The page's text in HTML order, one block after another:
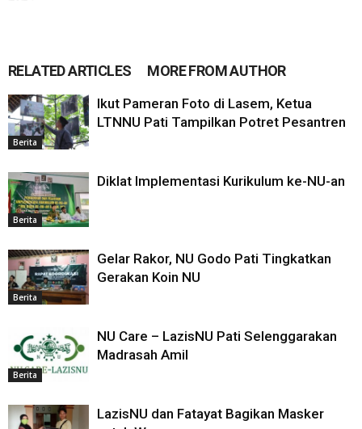
RELATED ARTICLES MORE FROM AUTHOR
Berita
Ikut Pameran Foto di Lasem, Ketua
LTNNU Pati Tampilkan Potret Pesantren
Berita
Diklat Implementasi Kurikulum ke-NU-an
Berita
Gelar Rakor, NU Godo Pati Tingkatkan
Gerakan Koin NU
Berita
NU Care – LazisNU Pati Selenggarakan
Madrasah Amil
LazisNU dan Fatayat Bagikan Masker